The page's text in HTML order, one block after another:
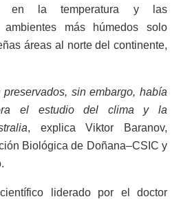
en la temperatura y las
ambientes más húmedos solo
áreas al norte del continente,
sin embargo, había
el estudio del clima y la
, explica Viktor Baranov,
Biológica de Doñana–CSIC y
liderado por el doctor